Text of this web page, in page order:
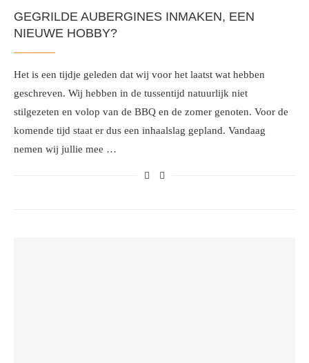
GEGRILDE AUBERGINES INMAKEN, EEN
NIEUWE HOBBY?
Het is een tijdje geleden dat wij voor het laatst wat hebben
geschreven. Wij hebben in de tussentijd natuurlijk niet
stilgezeten en volop van de BBQ en de zomer genoten. Voor de
komende tijd staat er dus een inhaalslag gepland. Vandaag
nemen wij jullie mee …